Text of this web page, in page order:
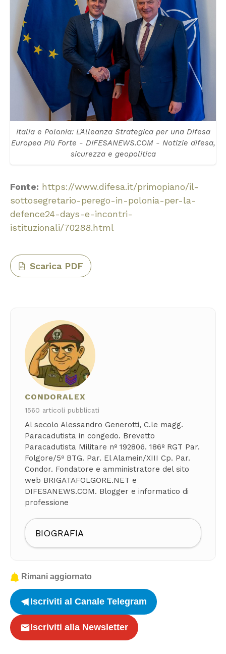
Italia e Polonia: L'Alleanza Strategica per una Difesa
Europea Più Forte - DIFESANEWS.COM - Notizie difesa,
sicurezza e geopolitica
Fonte: https://www.difesa.it/primopiano/il-
sottosegretario-perego-in-polonia-per-la-
defence24-days-e-incontri-
istituzionali/70288.html
PDF Scarica PDF
CONDORALEX
1560 articoli pubblicati
Al secolo Alessandro Generotti, C.le magg.
Paracadutista in congedo. Brevetto
Paracadutista Militare nº 192806. 186º RGT Par.
Folgore/5º BTG. Par. El Alamein/XIII Cp. Par.
Condor. Fondatore e amministratore del sito
web BRIGATAFOLGORE.NET e
DIFESANEWS.COM. Blogger e informatico di
professione
BIOGRAFIA
Rimani aggiornato
Iscriviti al Canale Telegram
Iscriviti alla Newsletter